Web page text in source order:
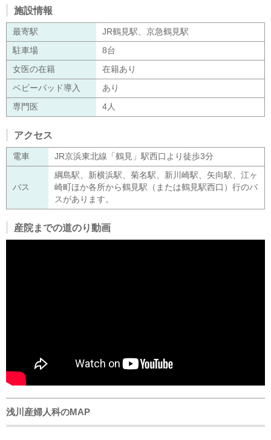
施設情報
最寄駅 JR鶴見駅、京急鶴見駅
駐車場 8台
女医の在籍 在籍あり
ベビーパッド導入 あり
専門医 4人
アクセス
電車 JR京浜東北線「鶴見」駅西口より徒歩3分
バス
綱島駅、新横浜駅、菊名駅、新川崎駅、矢向駅、江ヶ
崎町ほか各所から鶴見駅（または鶴見駅西口）行のバ
スがあります。
産院までの道のり動画
浅川産婦人科のMAP